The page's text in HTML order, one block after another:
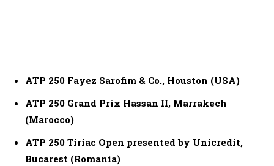
ATP 250 Fayez Sarofim & Co., Houston (USA)
ATP 250 Grand Prix Hassan II, Marrakech
(Marocco)
ATP 250 Tiriac Open presented by Unicredit,
Bucarest (Romania)